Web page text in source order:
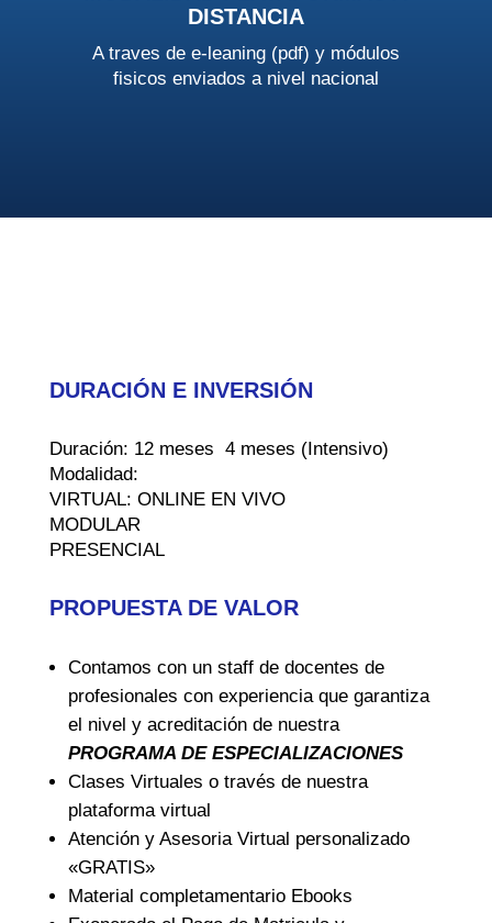
DISTANCIA
A traves de e-leaning (pdf) y módulos
fisicos enviados a nivel nacional
DURACIÓN E INVERSIÓN
Duración: 12 meses 4 meses (Intensivo)
Modalidad:
VIRTUAL: ONLINE EN VIVO
MODULAR
PRESENCIAL
PROPUESTA DE VALOR
Contamos con un staff de docentes de
profesionales con experiencia que garantiza
el nivel y acreditación de nuestra
PROGRAMA DE ESPECIALIZACIONES
Clases Virtuales o través de nuestra
plataforma virtual
Atención y Asesoria Virtual personalizado
«GRATIS»
Material completamentario Ebooks